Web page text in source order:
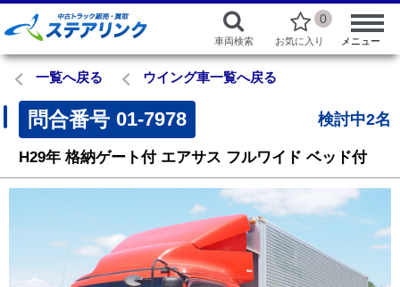
車両検索
0
お気に入り メニュー
一覧へ戻る ウイング車一覧へ戻る
問合番号 01-7978 検討中2名
H29年 格納ゲート付 エアサス フルワイド ベッド付